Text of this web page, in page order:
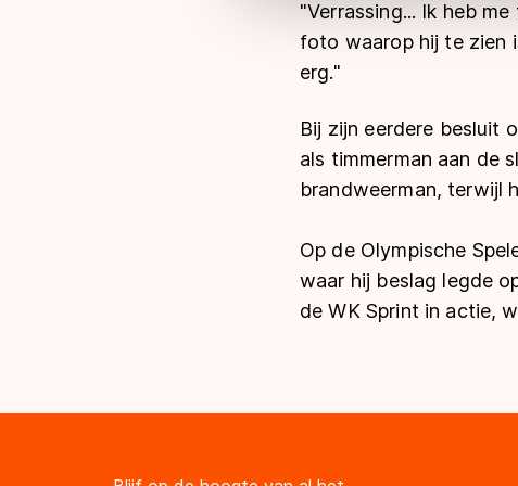
"Verrassing... Ik heb
foto waarop hij te zien
erg."
Bij zijn eerdere besluit
als timmerman aan de
brandweerman, terwijl
Op de Olympische
waar hij beslag legde
de WK Sprint in actie,